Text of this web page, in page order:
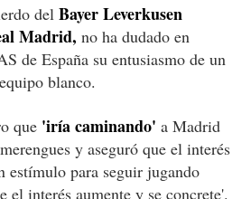
del Bayer Leverkusen
Madrid, no ha dudado en
de España su entusiasmo de un
blanco.
que 'iría caminando' a Madrid
y aseguró que el interés
estímulo para seguir jugando
el interés aumente y se concrete'.